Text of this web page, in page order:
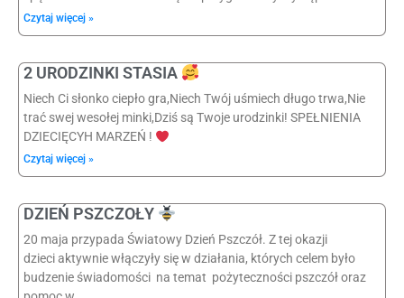
Czytaj więcej »
2 URODZINKI STASIA
Niech Ci słonko ciepło gra,Niech Twój uśmiech długo trwa,Nie
trać swej wesołej minki,Dziś są Twoje urodzinki! SPEŁNIENIA
DZIECIĘCYH MARZEŃ !
Czytaj więcej »
DZIEŃ PSZCZOŁY
20 maja przypada Światowy Dzień Pszczół. Z tej okazji
dzieci aktywnie włączyły się w działania, których celem było
budzenie świadomości na temat pożyteczności pszczół oraz